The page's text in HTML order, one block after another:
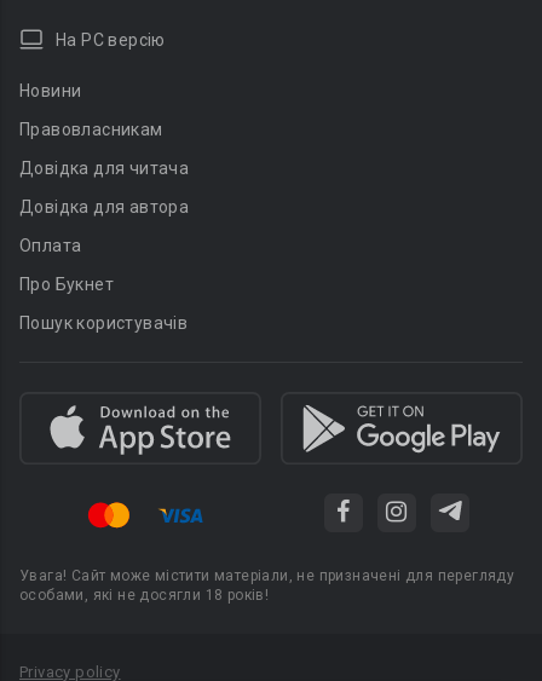
На PC версію
Новини
Правовласникам
Довідка для читача
Довідка для автора
Оплата
Про Букнет
Пошук користувачів
Увага! Сайт може містити матеріали, не призначені для перегляду
особами, які не досягли 18 років!
Privacy policy